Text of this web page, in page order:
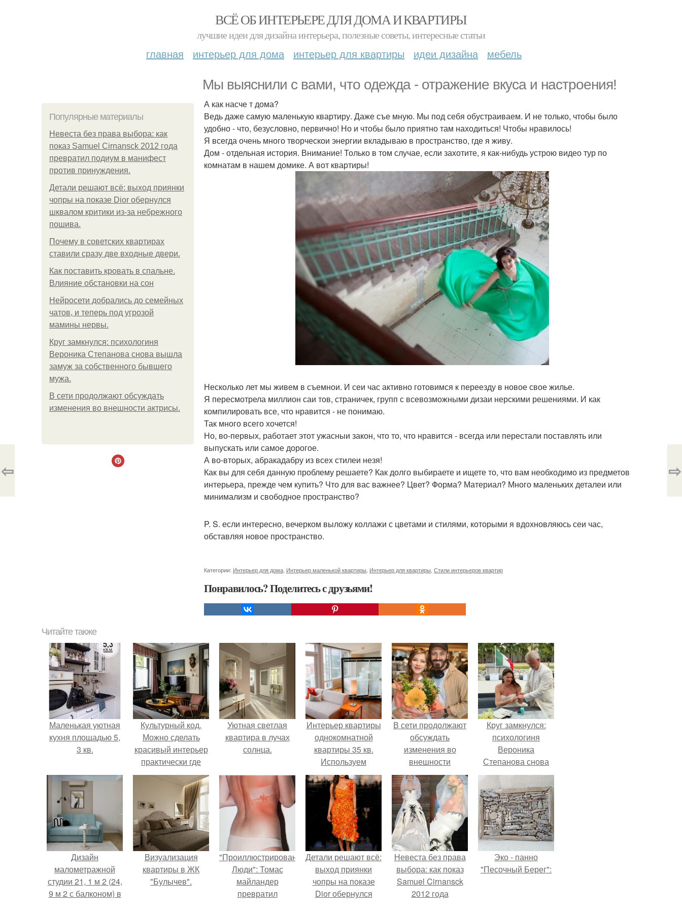
ВСЁ ОБ ИНТЕРЬЕРЕ ДЛЯ ДОМА И КВАРТИРЫ
лучшие идеи для дизайна интерьера, полезные советы, интересные статьи
главная интерьер для дома интерьер для квартиры идеи дизайна мебель
Мы выяснили с вами, что одежда - отражение вкуса и настроения!
Популярные материалы
Невеста без права выбора: как
показ Samuel Cirnansck 2012 года
превратил подиум в манифест
против принуждения.
Детали решают всё: выход приянки
чопры на показе Dior обернулся
шквалом критики из-за небрежного
пошива.
Почему в советских квартирах
ставили сразу две входные двери.
Как поставить кровать в спальне.
Влияние обстановки на сон
Нейросети добрались до семейных
чатов, и теперь под угрозой
мамины нервы.
Круг замкнулся: психологиня
Вероника Степанова снова вышла
замуж за собственного бывшего
мужа.
В сети продолжают обсуждать
изменения во внешности актрисы.
А как насче т дома?
Ведь даже самую маленькую квартиру. Даже съе мную. Мы под себя обустраиваем. И не только, чтобы было
удобно - что, безусловно, первично! Но и чтобы было приятно там находиться! Чтобы нравилось!
Я всегда очень много творческои энергии вкладываю в пространство, где я живу.
Дом - отдельная история. Внимание! Только в том случае, если захотите, я как-нибудь устрою видео тур по
комнатам в нашем домике. А вот квартиры!
Несколько лет мы живем в съемнои. И сеи час активно готовимся к переезду в новое свое жилье.
Я пересмотрела миллион саи тов, страничек, групп с всевозможными дизаи нерскими решениями. И как
компилировать все, что нравится - не понимаю.
Так много всего хочется!
Но, во-первых, работает этот ужасныи закон, что то, что нравится - всегда или перестали поставлять или
выпускать или самое дорогое.
А во-вторых, абракадабру из всех стилеи незя!
Как вы для себя данную проблему решаете? Как долго выбираете и ищете то, что вам необходимо из предметов
интерьера, прежде чем купить? Что для вас важнее? Цвет? Форма? Материал? Много маленьких деталеи или
минимализм и свободное пространство?
P. S. если интересно, вечерком выложу коллажи с цветами и стилями, которыми я вдохновляюсь сеи час,
обставляя новое пространство.
Категории: Интерьер для дома Интерьер маленькой квартиры Интерьер для квартиры Стили интерьеров квартир
Понравилось? Поделитесь с друзьями!
⇦ ⇨
Читайте также
Маленькая уютная
кухня площадью 5,
3 кв.
Культурный код.
Можно сделать
красивый интерьер
практически где
угодно.
Уютная светлая
квартира в лучах
солнца.
Интерьер квартиры
однокомнатной
квартиры 35 кв.
Используем
преимущества
планировки
В сети продолжают
обсуждать
изменения во
внешности
актрисы.
Круг замкнулся:
психологиня
Вероника
Степанова снова
вышла замуж за
собственного
бывшего мужа.
Дизайн
малометражной
студии 21, 1 м 2 (24,
9 м 2 с балконом) в
Визуализация
квартиры в ЖК
"Булычев".
"Проиллюстрированные
Люди": Томас
майландер
превратил
Детали решают всё:
выход приянки
чопры на показе
Dior обернулся
Невеста без права
выбора: как показ
Samuel Cirnansck
2012 года
Эко - панно
"Песочный Берег":